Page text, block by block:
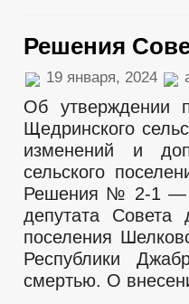
Решения
19 января, 2024
Об утверждении
Щедринского
изменений и
сельского
Решения № 2-1 —
депутата Совета
поселения
Республики
смертью. О